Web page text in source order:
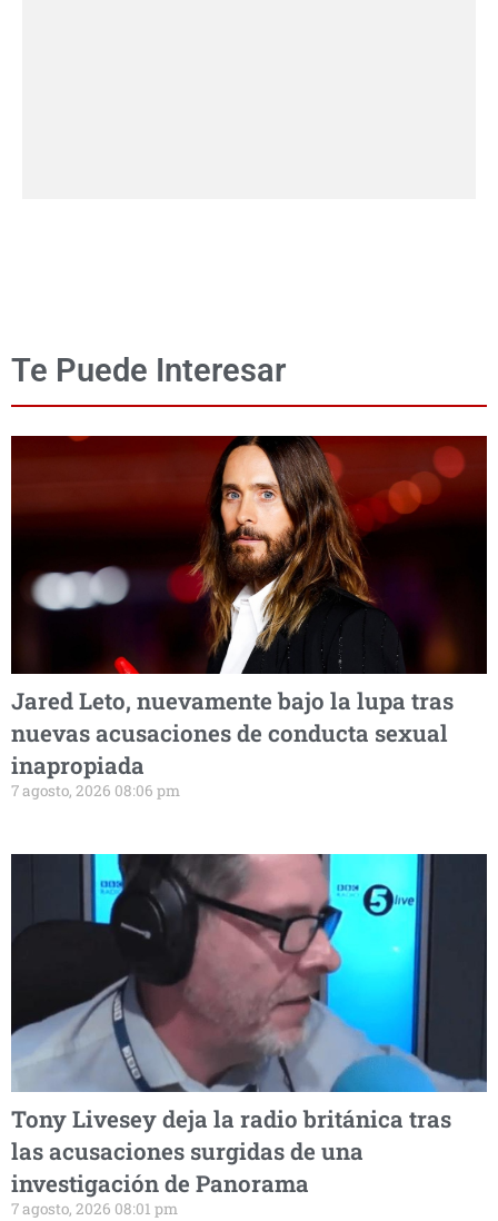
Te Puede Interesar
Jared Leto, nuevamente bajo la lupa tras
nuevas acusaciones de conducta sexual
inapropiada
7 agosto, 2026 08:06 pm
Tony Livesey deja la radio británica tras
las acusaciones surgidas de una
investigación de Panorama
7 agosto, 2026 08:01 pm